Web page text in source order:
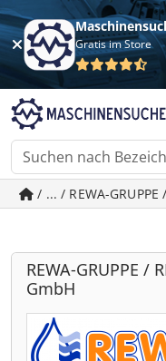
Gratis im Store
/ ... / REWA-
REWA-GRUPPE /
GmbH